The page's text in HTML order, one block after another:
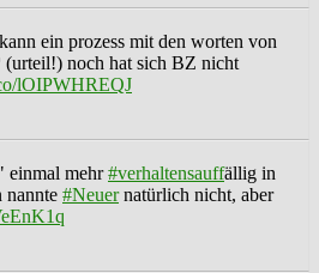
ein prozess mit den worten von
(urteil!) noch hat sich BZ nicht
lOIPWHREQJ
einmal mehr#verhaltensauffällig in
nannte #Neuernatürlich nicht, aber